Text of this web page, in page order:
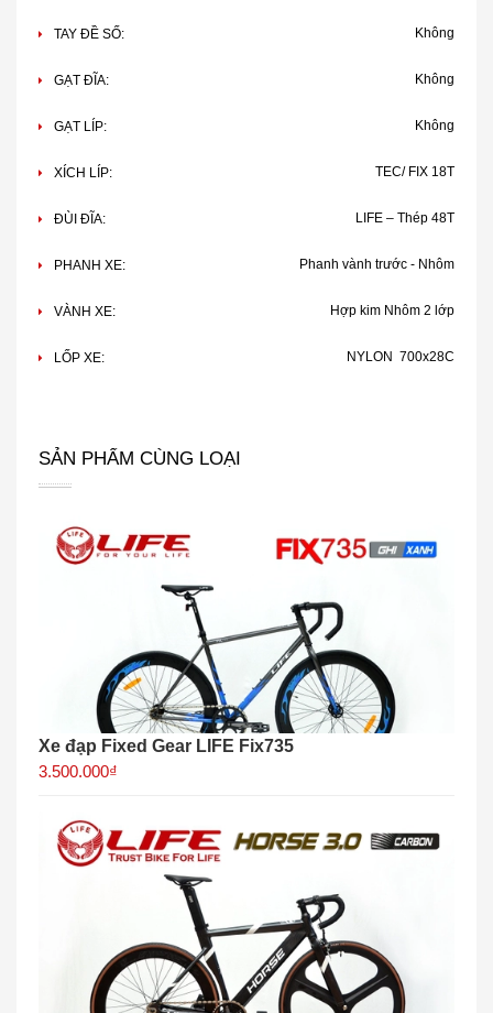
TAY ĐỀ SỐ: Không
GẠT ĐĨA: Không
GẠT LÍP: Không
XÍCH LÍP: TEC/ FIX 18T
ĐÙI ĐĨA: LIFE – Thép 48T
PHANH XE: Phanh vành trước - Nhôm
VÀNH XE: Hợp kim Nhôm 2 lớp
LỐP XE: NYLON 700x28C
SẢN PHẨM CÙNG LOẠI
Xe đạp Fixed Gear LIFE Fix735
3.500.000₫